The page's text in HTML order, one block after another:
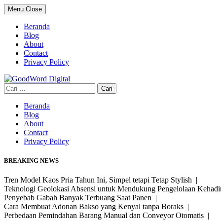
Skip
to
content
Menu Close
Beranda
Blog
About
Contact
Privacy Policy
Cari
untuk:
Beranda
Blog
About
Contact
Privacy Policy
BREAKING NEWS
Tren Model Kaos Pria Tahun Ini, Simpel tetapi Tetap Stylish |
Teknologi Geolokasi Absensi untuk Mendukung Pengelolaan
Penyebab Gabah Banyak Terbuang Saat Panen |
Cara Membuat Adonan Bakso yang Kenyal tanpa Boraks |
Perbedaan Pemindahan Barang Manual dan Conveyor Otomatis |